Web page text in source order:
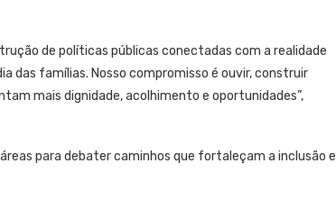
de políticas públicas conectadas com a realidade
das famílias. Nosso compromisso é ouvir, construir
mais dignidade, acolhimento e oportunidades”,
para debater caminhos que fortaleçam a inclusão e